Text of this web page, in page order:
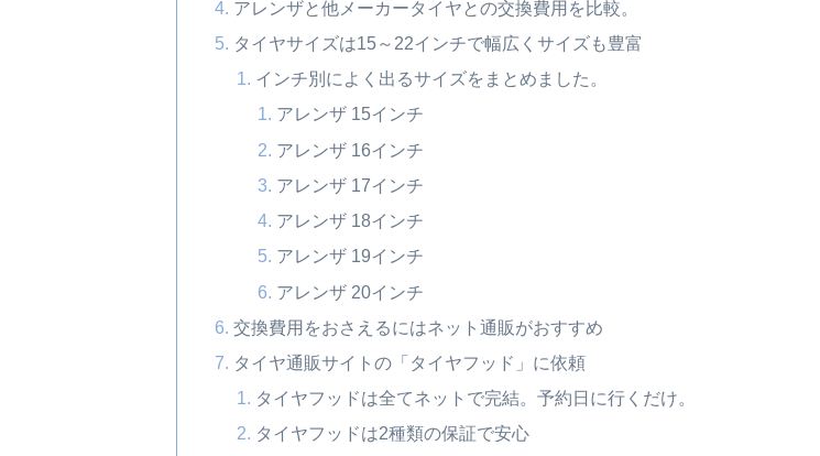
アレンザと他メーカータイヤとの交換費用を比較。
タイヤサイズは15～22インチで幅広くサイズも豊富
インチ別によく出るサイズをまとめました。
アレンザ 15インチ
アレンザ 16インチ
アレンザ 17インチ
アレンザ 18インチ
アレンザ 19インチ
アレンザ 20インチ
交換費用をおさえるにはネット通販がおすすめ
タイヤ通販サイトの「タイヤフッド」に依頼
タイヤフッドは全てネットで完結。予約日に行くだけ。
タイヤフッドは2種類の保証で安心